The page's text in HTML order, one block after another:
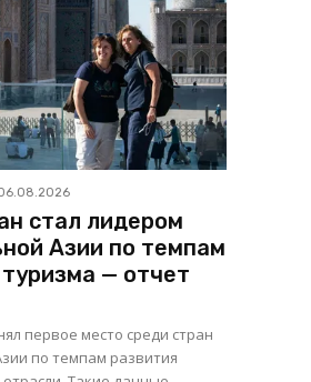
стал лидером
Азии по темпам
— отчет
первое место среди стран
по темпам развития